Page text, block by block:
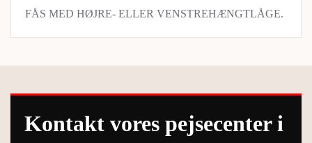
FÅS MED HØJRE- ELLER VENSTREHÆNGTLÅGE.
Kontakt vores pejsecenter i